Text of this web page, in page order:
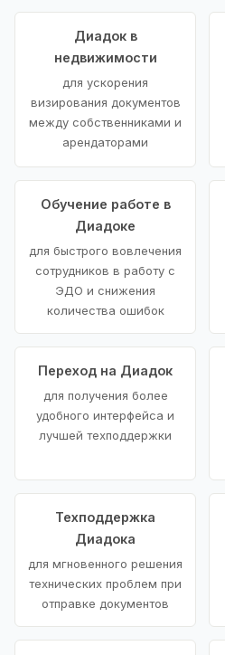
Диадок в
недвижимости
для ускорения
визирования документов
между собственниками и
арендаторами
Обучение работе в
Диадоке
для быстрого вовлечения
сотрудников в работу с
ЭДО и снижения
количества ошибок
Переход на Диадок
для получения более
удобного интерфейса и
лучшей техподдержки
Техподдержка
Диадока
для мгновенного решения
технических проблем при
отправке документов